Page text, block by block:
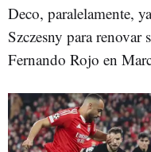
Deco, paralelamente,
Szczesny para
Fernando Rojo en